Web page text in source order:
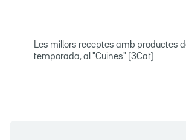
Les millors receptes amb productes
temporada, al "Cuines" (3Cat)